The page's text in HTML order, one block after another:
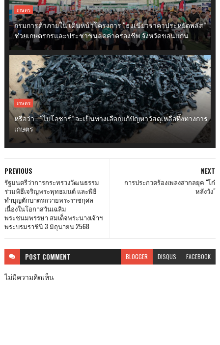
เกษตร
กรมการค้าภายใน เดินหน้าโครงการ “ธงเขียวราคาประหยัดพลัส”
ช่วยเกษตรกรและประชาชนลดค่าครองชีพ จังหวัดขอนแก่น
เกษตร
หรือว่า… “ไบโอชาร์” จะเป็นทางเลือกแก้ปัญหาวัสดุเหลือทิ้งทางการ
เกษตร
NEXT
การประกวดร้องเพลงสากลยุค "โก๋
หลังวัง"
PREVIOUS
รัฐมนตรีว่าการกระทรวงวัฒนธรรม
ร่วมพิธีเจริญพระพุทธมนต์ และพิธี
ทำบุญตักบาตรถวายพระราชกุศล
เนื่องในโอกาสวันเฉลิม
พระชนมพรรษา สมเด็จพระนางเจ้าฯ
พระบรมราชินี 3 มิถุนายน 2568
POST COMMENT BLOGGER DISQUS FACEBOOK
ไม่มีความคิดเห็น